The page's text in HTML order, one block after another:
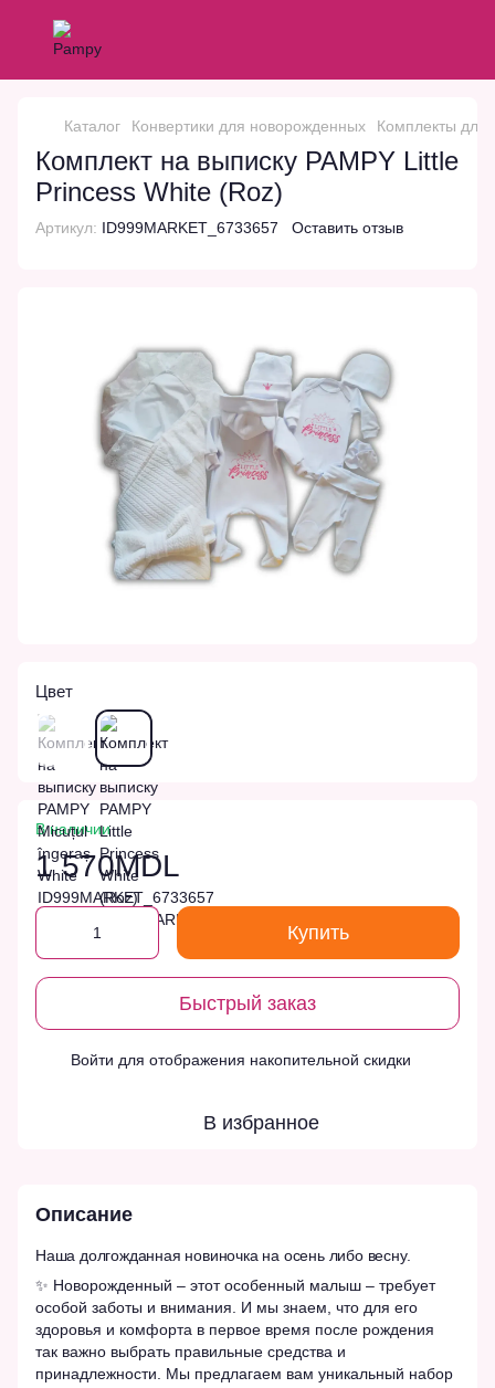
Каталог Конвертики для новорожденных Комплекты для
Комплект на выписку PAMPY Little
Princess White (Roz)
Артикул: ID999MARKET_6733657 Оставить отзыв
Цвет
В наличии
1 570MDL
Купить
Быстрый заказ
Войти для отображения накопительной скидки
В избранное
Описание
Наша долгожданная новиночка на осень либо весну.
✨ Новорожденный – этот особенный малыш – требует
особой заботы и внимания. И мы знаем, что для его
здоровья и комфорта в первое время после рождения
так важно выбрать правильные средства и
принадлежности. Мы предлагаем вам уникальный набор